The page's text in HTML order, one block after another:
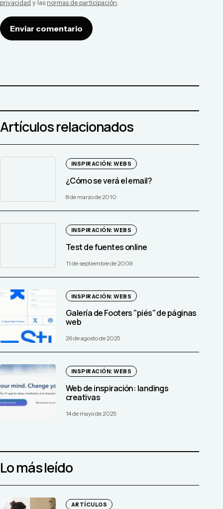
privacidad y las normas de participación.
Enviar comentario
Artículos relacionados
INSPIRACIÓN: WEBS
¿Cómo se verá el email?
8 de marzo de 2010
INSPIRACIÓN: WEBS
Test de fuentes online
11 de septiembre de 2009
INSPIRACIÓN: WEBS
Galería de Footers "piés" de páginas
web
26 de agosto de 2025
INSPIRACIÓN: WEBS
Web de inspiración: landings
creativas
14 de mayo de 2025
Lo más leído
ARTÍCULOS